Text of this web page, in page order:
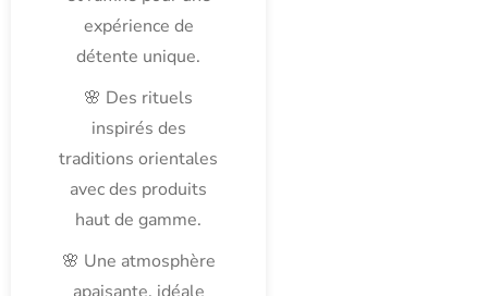
expérience de
détente unique.
🌸 Des rituels
inspirés des
traditions orientales
avec des produits
haut de gamme.
🌸 Une atmosphère